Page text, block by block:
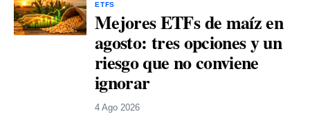
ETFS
Mejores ETFs de maíz en
agosto: tres opciones y un
riesgo que no conviene
ignorar
4 Ago 2026